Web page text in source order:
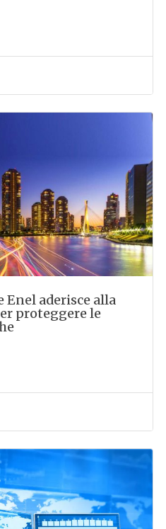
Enel aderisce alla
proteggere le